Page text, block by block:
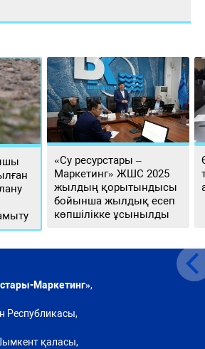
«Су ресурстары –
Маркетинг» ЖШС 2025
жылдың қорытындысы
бойынша жылдық есеп
көпшілікке ұсынылды
Маркетинг»,
Республикасы,
қаласы,